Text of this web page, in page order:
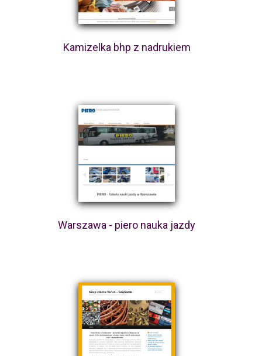
Kamizelka bhp z nadrukiem
Warszawa - piero nauka jazdy